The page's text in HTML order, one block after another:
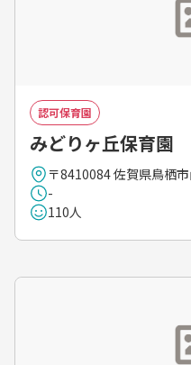
認可保育園
みどりヶ丘保育園
〒8410084 佐賀県鳥栖
-
110人